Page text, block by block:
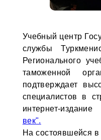
Учебный центр
службы
Регионального
таможенной
подтверждает
специалистов в
интернет-издание
век".
На состоявшейся в